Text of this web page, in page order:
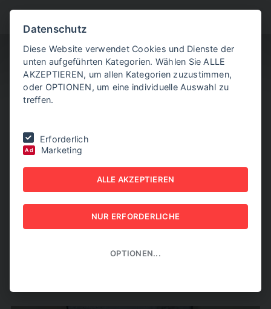
Robotik-Szene trifft sich diese Woche in Wien
INTERNATIONALE
ROBOTIK-SZENE TRIFFT
SICH DIESE WOCHE IN
Datenschutz
Diese Website verwendet Cookies und Dienste der
unten aufgeführten Kategorien. Wählen Sie ALLE
AKZEPTIEREN, um allen Kategorien zuzustimmen,
oder OPTIONEN, um eine individuelle Auswahl zu
treffen.
Erforderlich
Ad Marketing
ALLE AKZEPTIEREN
NUR ERFORDERLICHE
OPTIONEN...